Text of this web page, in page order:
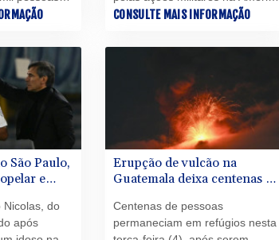
da
à
Latina e no Caribe, anunciou
lançamento de uma força
CONSULTE MAIS INFORMAÇÃO
São Paulo,
e
Nicolas, do
após
Erupção de vulcão na
Guatemala deixa centenas de
Centenas de pessoas
permaneciam em refúgios nesta